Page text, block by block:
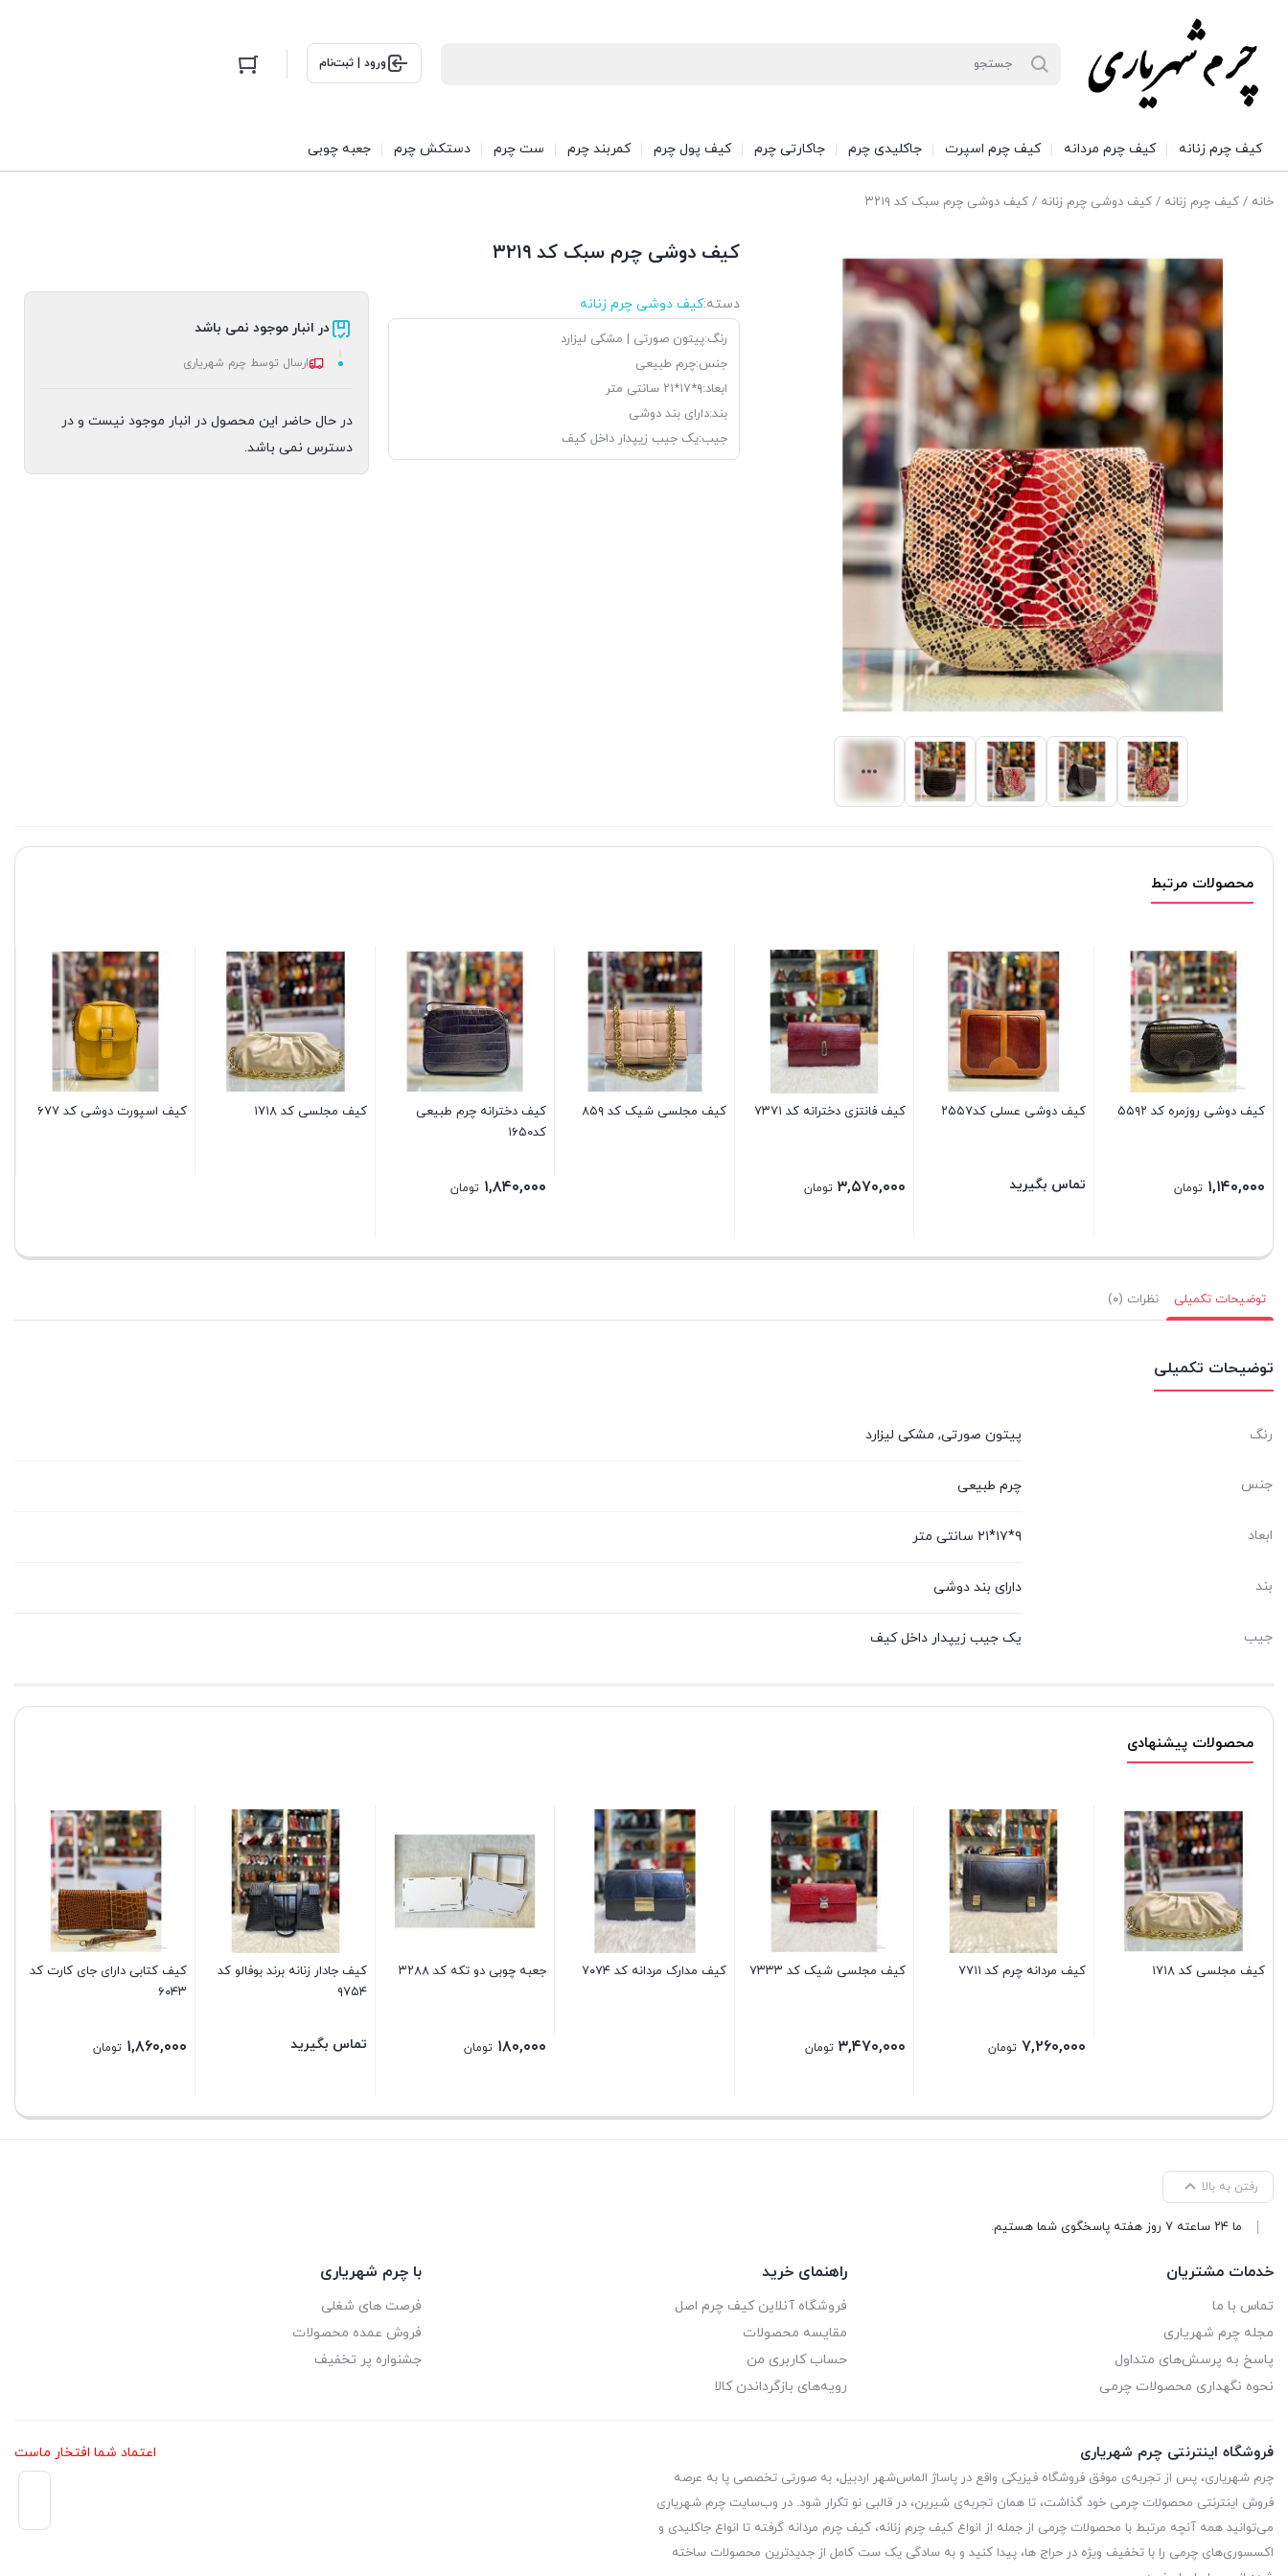
ورود | ثبت‌نام
کیف چرم زنانه کیف چرم مردانه کیف چرم اسپرت جاکلیدی چرم جاکارتی چرم کیف پول چرم کمربند چرم ست چرم دستکش چرم جعبه چوبی
خانه / کیف چرم زنانه / کیف دوشی چرم زنانه / کیف دوشی چرم سبک کد ۳۲۱۹
کیف دوشی چرم سبک کد ۳۲۱۹
دسته:کیف دوشی چرم زنانه
رنگ:پیتون صورتی | مشکی لیزارد
جنس:چرم طبیعی
ابعاد:۹*۱۷*۲۱ سانتی متر
بند:دارای بند دوشی
جیب:یک جیب زیپدار داخل کیف
در انبار موجود نمی باشد
ارسال توسط چرم شهریاری
در حال حاضر این محصول در انبار موجود نیست و در
دسترس نمی باشد.
محصولات مرتبط
کیف دوشی روزمره کد ۵۵۹۲
۱,۱۴۰,۰۰۰ تومان
کیف دوشی عسلی کد۲۵۵۷
تماس بگیرید
کیف فانتزی دخترانه کد ۷۳۷۱
۳,۵۷۰,۰۰۰ تومان
کیف مجلسی شیک کد ۸۵۹
کیف دخترانه چرم طبیعی
کد۱۶۵۰
۱,۸۴۰,۰۰۰ تومان
کیف مجلسی کد ۱۷۱۸ کیف اسپورت دوشی کد ۶۷۷
توضیحات تکمیلی نظرات (۰)
توضیحات تکمیلی
رنگ پیتون صورتی, مشکی لیزارد
جنس چرم طبیعی
ابعاد ۹*۱۷*۲۱ سانتی متر
بند دارای بند دوشی
جیب یک جیب زیپدار داخل کیف
محصولات پیشنهادی
کیف مجلسی کد ۱۷۱۸ کیف مردانه چرم کد ۷۷۱۱
۷,۲۶۰,۰۰۰ تومان
کیف مجلسی شیک کد ۷۳۳۳
۳,۴۷۰,۰۰۰ تومان
کیف مدارک مردانه کد ۷۰۷۴ جعبه چوبی دو تکه کد ۳۲۸۸
۱۸۰,۰۰۰ تومان
کیف جادار زنانه برند بوفالو کد
۹۷۵۴
تماس بگیرید
کیف کتابی دارای جای کارت کد
۶۰۴۳
۱,۸۶۰,۰۰۰ تومان
رفتن به بالا
ما ۲۴ ساعته ۷ روز هفته پاسخگوی شما هستیم.
خدمات مشتریان
تماس با ما
مجله چرم شهریاری
پاسخ به پرسش‌های متداول
نحوه نگهداری محصولات چرمی
راهنمای خرید
فروشگاه آنلاین کیف چرم اصل
مقایسه محصولات
حساب کاربری من
رویه‌های بازگرداندن کالا
با چرم شهریاری
فرصت های شغلی
فروش عمده محصولات
جشنواره پر تخفیف
فروشگاه اینترنتی چرم شهریاری
چرم شهریاری، پس از تجربه‌ی موفق فروشگاه فیزیکی واقع در پاساژ الماس‌شهر اردبیل، به صورتی تخصصی پا به عرصه
فروش اینترنتی محصولات چرمی خود گذاشت، تا همان تجربه‌ی شیرین، در قالبی نو تکرار شود. در وب‌سایت چرم شهریاری
می‌توانید همه آنچه مرتبط با محصولات چرمی از جمله از انواع کیف چرم زنانه، کیف چرم مردانه گرفته تا انواع جاکلیدی و
اکسسوری‌های چرمی را با تخفیف ویژه در حراج ها، پیدا کنید و به سادگی یک ست کامل از جدیدترین‌ محصولات ساخته
اعتماد شما افتخار ماست